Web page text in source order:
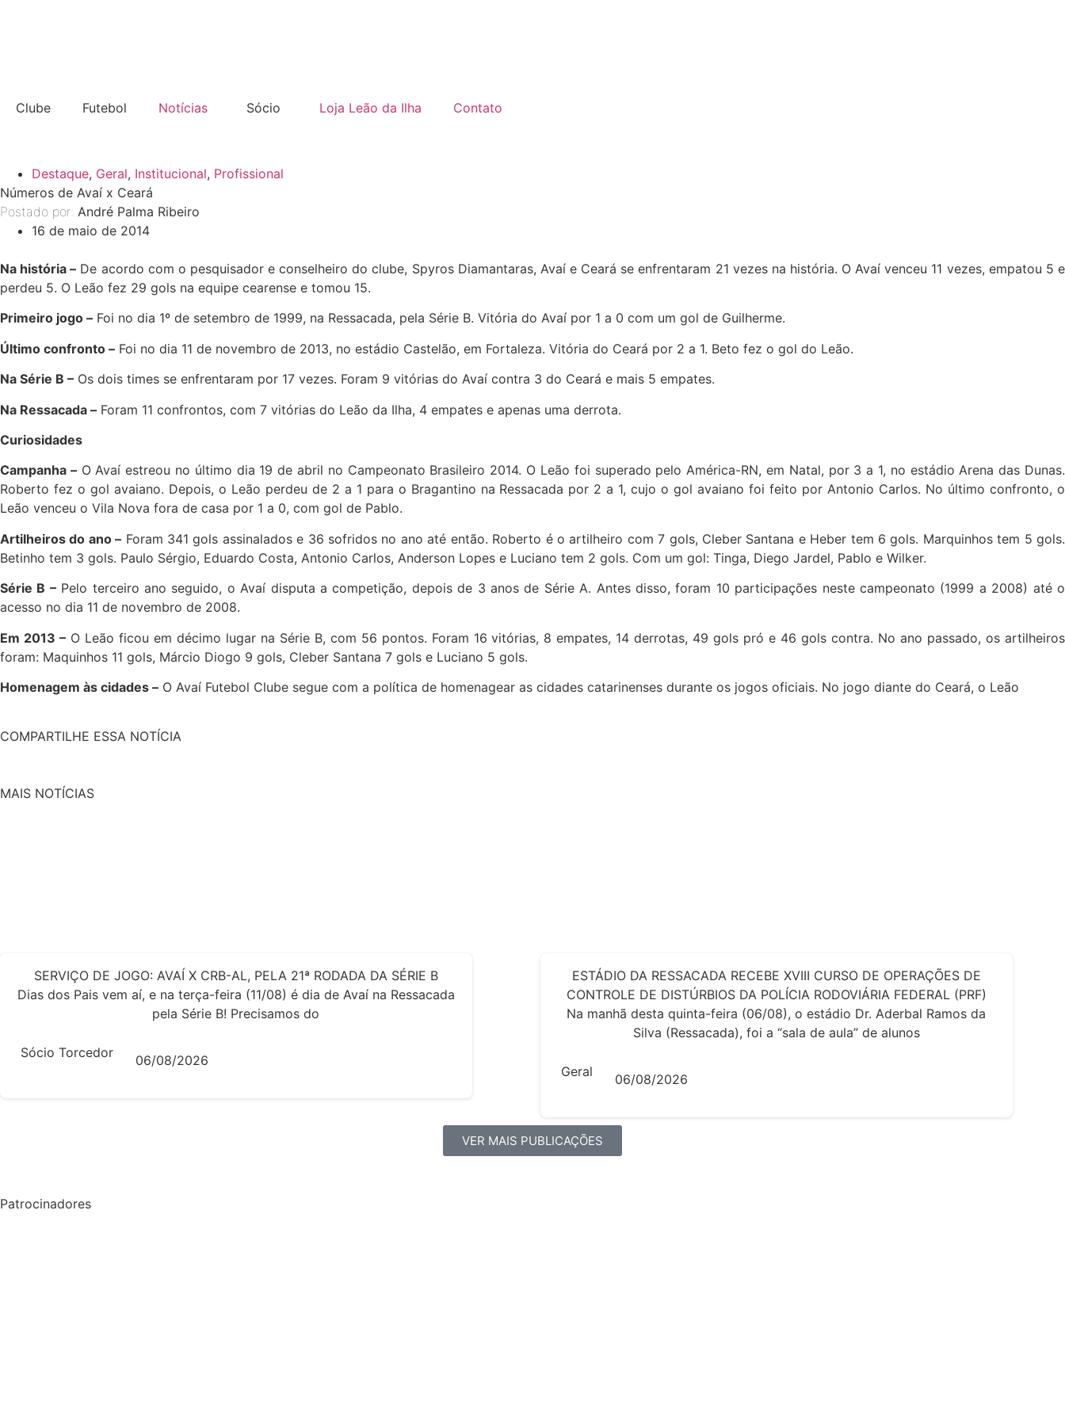
Clube Futebol Notícias Sócio Loja Leão da Ilha Contato
Destaque, Geral, Institucional, Profissional
Números de Avaí x Ceará
Postado por: André Palma Ribeiro
16 de maio de 2014
Na história – De acordo com o pesquisador e conselheiro do clube, Spyros Diamantaras, Avaí e Ceará se enfrentaram 21 vezes na história. O Avaí venceu 11 vezes, empatou 5 e
perdeu 5. O Leão fez 29 gols na equipe cearense e tomou 15.
Primeiro jogo – Foi no dia 1º de setembro de 1999, na Ressacada, pela Série B. Vitória do Avaí por 1 a 0 com um gol de Guilherme.
Último confronto – Foi no dia 11 de novembro de 2013, no estádio Castelão, em Fortaleza. Vitória do Ceará por 2 a 1. Beto fez o gol do Leão.
Na Série B – Os dois times se enfrentaram por 17 vezes. Foram 9 vitórias do Avaí contra 3 do Ceará e mais 5 empates.
Na Ressacada – Foram 11 confrontos, com 7 vitórias do Leão da Ilha, 4 empates e apenas uma derrota.
Curiosidades
Campanha –O Avaí estreou no último dia 19 de abril no Campeonato Brasileiro 2014. O Leão foi superado pelo América-RN, em Natal, por 3 a 1, no estádio Arena das Dunas.
Roberto fez o gol avaiano. Depois, o Leão perdeu de 2 a 1 para o Bragantino na Ressacada por 2 a 1, cujo o gol avaiano foi feito por Antonio Carlos. No último confronto, o
Leão venceu o Vila Nova fora de casa por 1 a 0, com gol de Pablo.
Artilheiros do ano – Foram 341 gols assinalados e 36 sofridos no ano até então. Roberto é o artilheiro com 7 gols, Cleber Santana e Heber tem 6 gols. Marquinhos tem 5 gols.
Betinho tem 3 gols. Paulo Sérgio, Eduardo Costa, Antonio Carlos, Anderson Lopes e Luciano tem 2 gols. Com um gol: Tinga, Diego Jardel, Pablo e Wilker.
Série B –Pelo terceiro ano seguido, o Avaí disputa a competição, depois de 3 anos de Série A. Antes disso, foram 10 participações neste campeonato (1999 a 2008) até o
acesso no dia 11 de novembro de 2008.
Em 2013 –O Leão ficou em décimo lugar na Série B, com 56 pontos. Foram 16 vitórias, 8 empates, 14 derrotas, 49 gols pró e 46 gols contra. No ano passado, os artilheiros
foram: Maquinhos 11 gols, Márcio Diogo 9 gols, Cleber Santana 7 gols e Luciano 5 gols.
Homenagem às cidades – O Avaí Futebol Clube segue com a política de homenagear as cidades catarinenses durante os jogos oficiais. No jogo diante do Ceará, o Leão
COMPARTILHE ESSA NOTÍCIA
MAIS NOTÍCIAS
SERVIÇO DE JOGO: AVAÍ X CRB-AL, PELA 21ª RODADA DA SÉRIE B
Dias dos Pais vem aí, e na terça-feira (11/08) é dia de Avaí na Ressacada
pela Série B! Precisamos do
Sócio Torcedor 06/08/2026
ESTÁDIO DA RESSACADA RECEBE XVIII CURSO DE OPERAÇÕES DE
CONTROLE DE DISTÚRBIOS DA POLÍCIA RODOVIÁRIA FEDERAL (PRF)
Na manhã desta quinta-feira (06/08), o estádio Dr. Aderbal Ramos da
Silva (Ressacada), foi a “sala de aula” de alunos
Geral 06/08/2026
VER MAIS PUBLICAÇÕES
Patrocinadores